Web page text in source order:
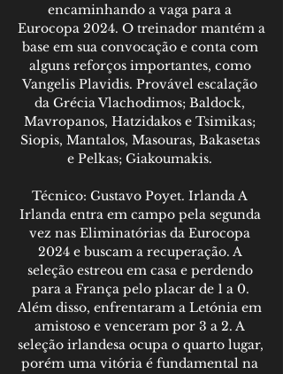
encaminhando a vaga para a
Eurocopa 2024. O treinador mantém a
base em sua convocação e conta com
alguns reforços importantes, como
Vangelis Plavidis. Provável escalação
da Grécia Vlachodimos; Baldock,
Mavropanos, Hatzidakos e Tsimikas;
Siopis, Mantalos, Masouras, Bakasetas
e Pelkas; Giakoumakis.
Técnico: Gustavo Poyet. Irlanda A
Irlanda entra em campo pela segunda
vez nas Eliminatórias da Eurocopa
2024 e buscam a recuperação. A
seleção estreou em casa e perdendo
para a França pelo placar de 1 a 0.
Além disso, enfrentaram a Letónia em
amistoso e venceram por 3 a 2. A
seleção irlandesa ocupa o quarto lugar,
porém uma vitória é fundamental na